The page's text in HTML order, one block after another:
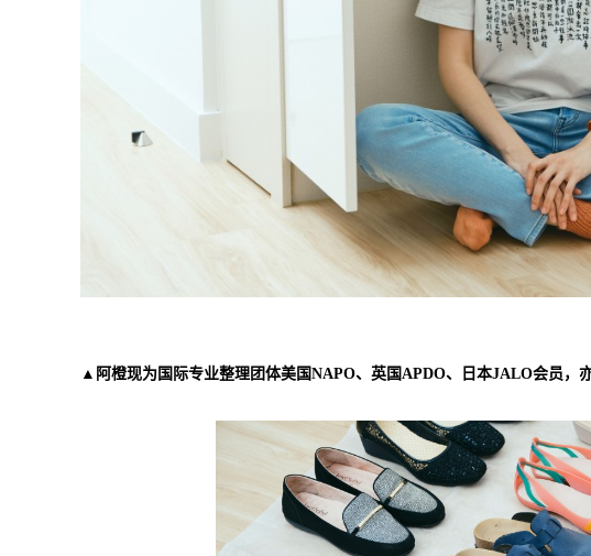
▲阿橙现为国际专业整理团体美国NAPO、英国APDO、日本JALO会员，